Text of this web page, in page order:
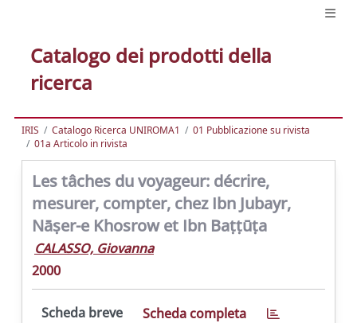
Catalogo dei prodotti della
ricerca
IRIS Catalogo Ricerca UNIROMA1
01 Pubblicazione su rivista
01a Articolo in rivista
Les tâches du voyageur: décrire,
mesurer, compter, chez Ibn Jubayr,
Nāṣer-e Khosrow et Ibn Baṭṭūṭa
CALASSO, Giovanna
2000
Scheda breve Scheda completa